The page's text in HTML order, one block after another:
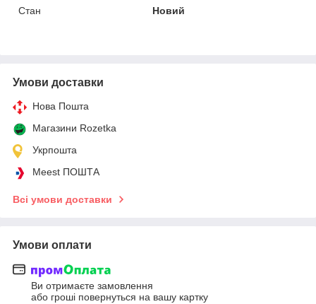
Стан
Новий
Умови доставки
Нова Пошта
Магазини Rozetka
Укрпошта
Meest ПОШТА
Всі умови доставки
Умови оплати
Ви отримаєте замовлення
або гроші повернуться на вашу картку